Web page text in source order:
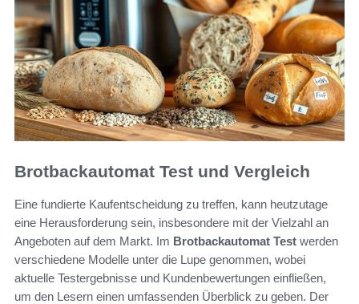
Brotbackautomat Test und Vergleich
Eine fundierte Kaufentscheidung zu treffen, kann heutzutage
eine Herausforderung sein, insbesondere mit der Vielzahl an
Angeboten auf dem Markt. Im Brotbackautomat Test werden
verschiedene Modelle unter die Lupe genommen, wobei
aktuelle Testergebnisse und Kundenbewertungen einfließen,
um den Lesern einen umfassenden Überblick zu geben. Der